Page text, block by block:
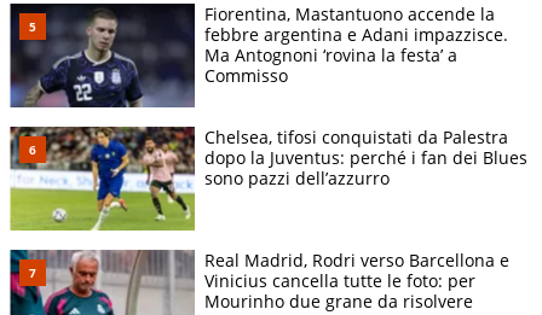
Fiorentina, Mastantuono accende la
febbre argentina e Adani impazzisce.
Ma Antognoni ‘rovina la festa’ a
Commisso
Chelsea, tifosi conquistati da Palestra
dopo la Juventus: perché i fan dei Blues
sono pazzi dell’azzurro
Real Madrid, Rodri verso Barcellona e
Vinicius cancella tutte le foto: per
Mourinho due grane da risolvere